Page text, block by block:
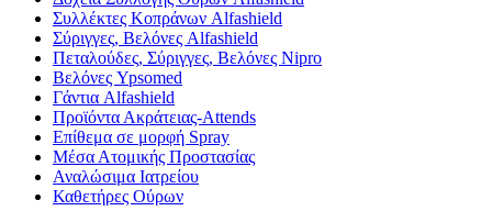
Συλλέκτες Κοπράνων Alfashield
Σύριγγες, Βελόνες Alfashield
Πεταλούδες, Σύριγγες, Βελόνες Nipro
Βελόνες Ypsomed
Γάντια Alfashield
Προϊόντα Ακράτειας-Attends
Επίθεμα σε μορφή Spray
Μέσα Ατομικής Προστασίας
Αναλώσιμα Ιατρείου
Καθετήρες Ούρων